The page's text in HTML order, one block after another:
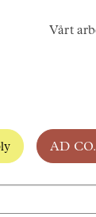
Vårt
AD